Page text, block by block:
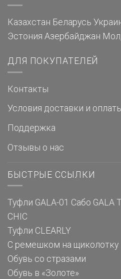
Казахстан Беларусь
Эстония Азербайджан
ДЛЯ ПОКУПАТЕЛЕЙ
Контакты
Условия доставки и
Поддержка
Отзывы о нас
БЫСТРЫЕ ССЫЛКИ
Туфли GALA-01 Сабо GALA
CHIC
Туфли CLEARLY
С ремешком на щиколотку
Обувь со стразами
Обувь в «Золоте»